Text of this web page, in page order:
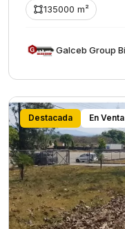
135000 m²
Destacada En Venta